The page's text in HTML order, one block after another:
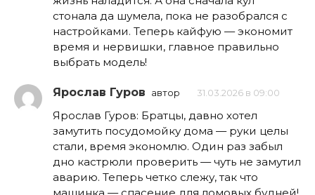
стонала да шумела, пока не разобрался с
настройками. Теперь кайфую — экономит
время и нервишки, главное правильно
выбрать модель!
Ярослав Гуров автор 31.03.2026 в 09:00
Ярослав Гуров: Братцы, давно хотел
замутить посудомойку дома — руки целы
стали, время экономлю. Один раз забыл
дно кастрюли проверить — чуть не замутил
аварию. Теперь четко слежу, так что